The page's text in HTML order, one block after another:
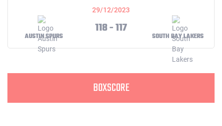
29/12/2023
AUSTIN SPURS
118 - 117
SOUTH BAY LAKERS
BOXSCORE